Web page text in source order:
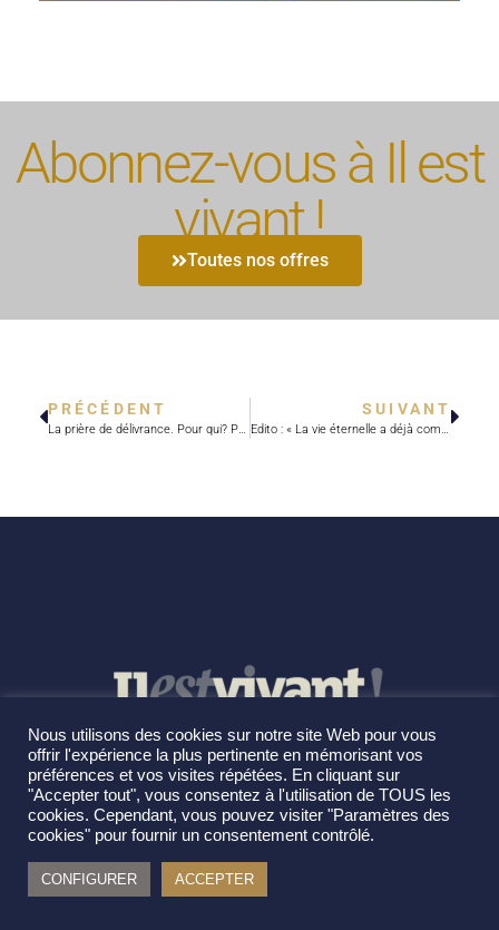
Abonnez-vous à Il est
vivant !
Toutes nos offres
PRÉCÉDENT
La prière de délivrance. Pour qui? Pourquoi? Comment?
SUIVANT
Edito : « La vie éternelle a déjà commencé »
Nous utilisons des cookies sur notre site Web pour vous
offrir l'expérience la plus pertinente en mémorisant vos
préférences et vos visites répétées. En cliquant sur
"Accepter tout", vous consentez à l'utilisation de TOUS les
cookies. Cependant, vous pouvez visiter "Paramètres des
cookies" pour fournir un consentement contrôlé.
CONFIGURER ACCEPTER